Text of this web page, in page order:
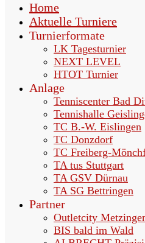
Home
Aktuelle Turniere
Turnierformate
LK Tagesturnier
NEXT LEVEL
HTOT Turnier
Anlage
Tenniscenter Bad
Tennishalle
TC B.-W. Eislingen
TC Donzdorf
TC Freiberg-
TA tus Stuttgart
TA GSV Dürnau
TA SG Bettringen
Partner
Outletcity
BIS bald im Wald